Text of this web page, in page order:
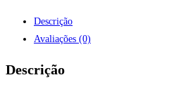
Vivere
Descrição
Avaliações (0)
Descrição